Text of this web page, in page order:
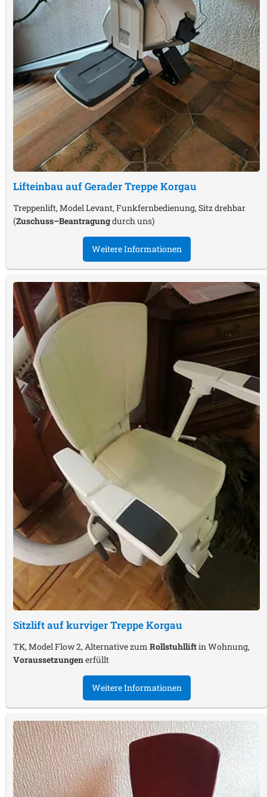
Lifteinbau auf Gerader TreppeKorgau
Treppenlift, Model Levant, Funkfernbedienung, Sitz drehbar
(Zuschuss–Beantragungdurch uns)
Weitere Informationen
Sitzlift auf kurviger TreppeKorgau
TK, Model Flow 2, Alternative zum Rollstuhlliftin Wohnung,
Voraussetzungenerfüllt
Weitere Informationen